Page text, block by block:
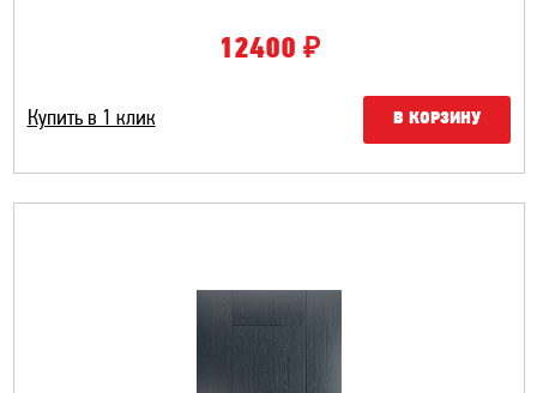
12400 ₽
Купить в 1 клик В КОРЗИНУ